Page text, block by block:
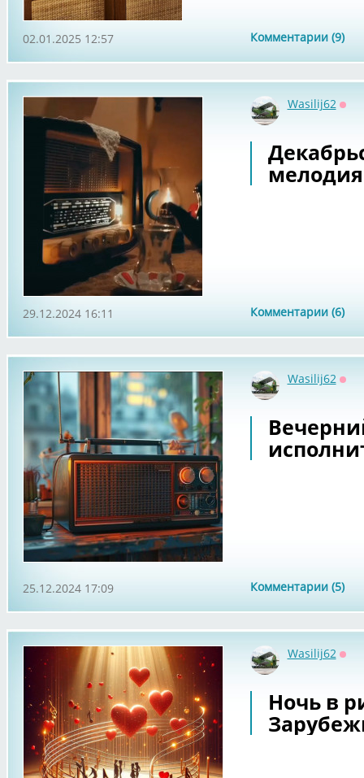
Комментарии (9)
02.01.2025 12:57
Wasilij62
Комментарии (6)
29.12.2024 16:11
Wasilij62
Комментарии (5)
25.12.2024 17:09
Wasilij62
Ночь в